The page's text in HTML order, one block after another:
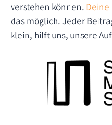
verstehen können. Deine
das möglich. Jeder
klein, hilft uns, unsere